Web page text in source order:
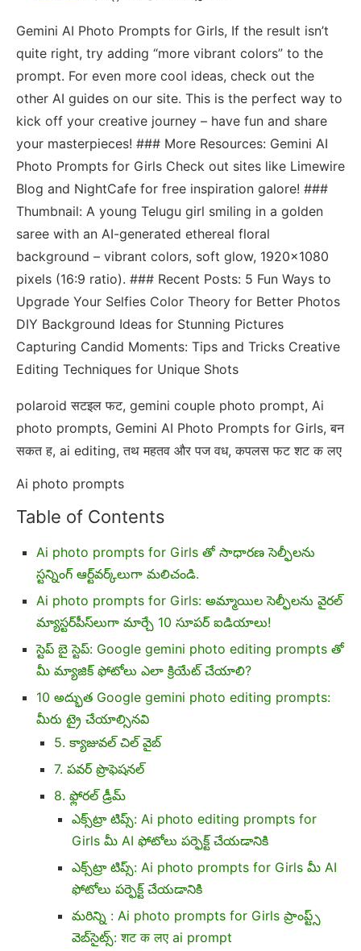
Gemini AI Photo Prompts for Girls, If the result isn’t
quite right, try adding “more vibrant colors” to the
prompt. For even more cool ideas, check out the
other AI guides on our site. This is the perfect way to
kick off your creative journey – have fun and share
your masterpieces! ### More Resources: Gemini AI
Photo Prompts for Girls Check out sites like Limewire
Blog and NightCafe for free inspiration galore! ###
Thumbnail: A young Telugu girl smiling in a golden
saree with an AI-generated ethereal floral
background – vibrant colors, soft glow, 1920×1080
pixels (16:9 ratio). ### Recent Posts: 5 Fun Ways to
Upgrade Your Selfies Color Theory for Better Photos
DIY Background Ideas for Stunning Pictures
Capturing Candid Moments: Tips and Tricks Creative
Editing Techniques for Unique Shots
polaroid सटइल फट, gemini couple photo prompt, Ai
photo prompts, Gemini AI Photo Prompts for Girls, बन
सकत ह, ai editing, तथ महतव और पज वध, कपलस फट शट क लए
Ai photo prompts
Table of Contents
Ai photo prompts for Girls తో సాధారణ సెల్ఫీలను
స్టన్నింగ్ ఆర్ట్‌వర్క్‌లుగా మలిచండి.
Ai photo prompts for Girls: అమ్మాయిల సెల్ఫీలను వైరల్
మ్యాస్టర్‌పీస్‌లుగా మార్చే 10 సూపర్ ఐడియాలు!
స్టెప్ బై స్టెప్: Google gemini photo editing prompts తో
మీ మ్యాజిక్ ఫోటోలు ఎలా క్రియేట్ చేయాలి?
10 అద్భుత Google gemini photo editing prompts:
మీరు ట్రై చేయాల్సినవి
5. క్యాజువల్ చిల్ వైబ్
7. పవర్ ప్రొఫెషనల్
8. ఫ్లోరల్ డ్రీమ్
ఎక్స్‌ట్రా టిప్స్: Ai photo editing prompts for
Girls మీ AI ఫోటోలు పర్ఫెక్ట్ చేయడానికి
ఎక్స్‌ట్రా టిప్స్: Ai photo prompts for Girls మీ AI
ఫోటోలు పర్ఫెక్ట్ చేయడానికి
మరిన్ని : Ai photo prompts for Girls ప్రాంప్ట్స్
వెబ్‌సైట్స్: शट क लए ai prompt